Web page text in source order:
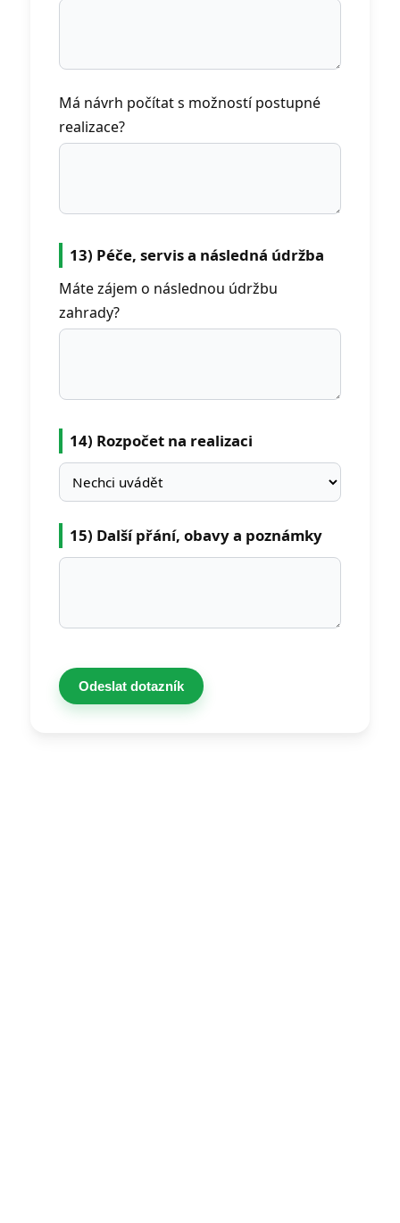
Má návrh počítat s možností postupné
realizace?
13) Péče, servis a následná údržba
Máte zájem o následnou údržbu
zahrady?
14) Rozpočet na realizaci
15) Další přání, obavy a poznámky
Odeslat dotazník